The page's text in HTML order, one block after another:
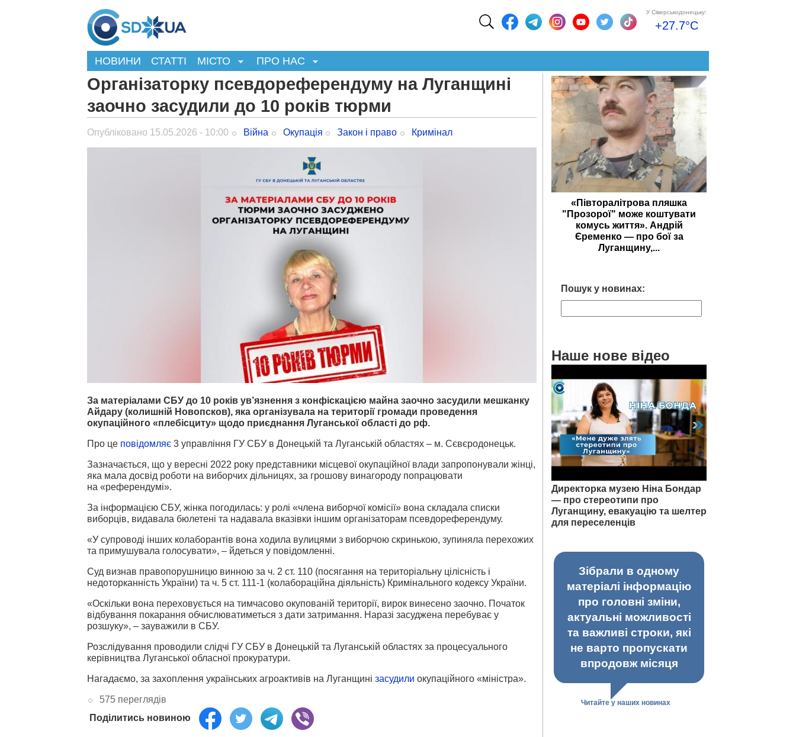
У Сіверськодонецьку:
+27.7°C
НОВИНИ СТАТТІ МІСТО ПРО НАС
Організаторку псевдореферендуму на Луганщині
заочно засудили до 10 років тюрми
Опубліковано 15.05.2026 - 10:00 Війна Окупація Закон і право Кримінал
За матеріалами СБУ до 10 років ув’язнення з конфіскацією майна заочно засудили мешканку
Айдару (колишній Новопсков), яка організувала на території громади проведення
окупаційного «плебісциту» щодо приєднання Луганської області до рф.
Про це повідомляє 3 управління ГУ СБУ в Донецькій та Луганській областях – м. Сєвєродонецьк .
Зазначається, що у вересні 2022 року представники місцевої окупаційної влади запропонували жінці,
яка мала досвід роботи на виборчих дільницях, за грошову винагороду попрацювати
на «референдумі».
За інформацією СБУ, жінка погодилась: у ролі «члена виборчої комісії» вона складала списки
виборців, видавала бюлетені та надавала вказівки іншим організаторам псевдореферендуму.
«У супроводі інших колаборантів вона ходила вулицями з виборчою скринькою, зупиняла перехожих
та примушувала голосувати», – йдеться у повідомленні.
Суд визнав правопорушницю винною за ч. 2 ст. 110 (посягання на територіальну цілісність і
недоторканність України) та ч. 5 ст. 111-1 (колабораційна діяльність) Кримінального кодексу України.
«Оскільки вона переховується на тимчасово окупованій території, вирок винесено заочно. Початок
відбування покарання обчислюватиметься з дати затримання. Наразі засуджена перебуває у
розшуку», – зауважили в СБУ.
Розслідування проводили слідчі ГУ СБУ в Донецькій та Луганській областях за процесуального
керівництва Луганської обласної прокуратури.
Нагадаємо, за захоплення українських агроактивів на Луганщині засудили окупаційного «міністра».
575 переглядів
Поділитись новиною
«Півторалітрова пляшка
"Прозорої" може коштувати
комусь життя». Андрій
Єременко — про бої за
Луганщину,...
Пошук у новинах:
Наше нове відео
Директорка музею Ніна Бондар
— про стереотипи про
Луганщину, евакуацію та шелтер
для переселенців
Зібрали в одному
матеріалі інформацію
про головні зміни,
актуальні можливості
та важливі строки, які
не варто пропускати
впродовж місяця
Читайте у наших новинах